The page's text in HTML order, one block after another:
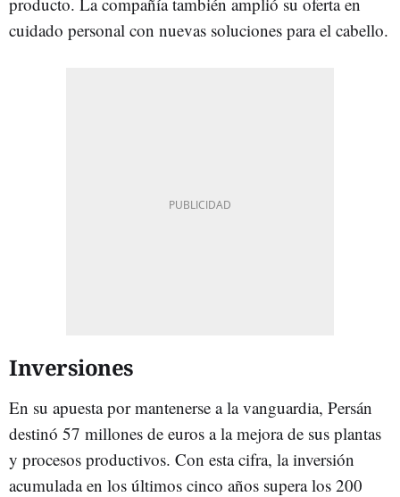
cuidado personal con nuevas soluciones para el cabello.
Inversiones
En su apuesta por mantenerse a la vanguardia, Persán
destinó 57 millones de euros a la mejora de sus plantas
y procesos productivos. Con esta cifra, la inversión
acumulada en los últimos cinco años supera los 200